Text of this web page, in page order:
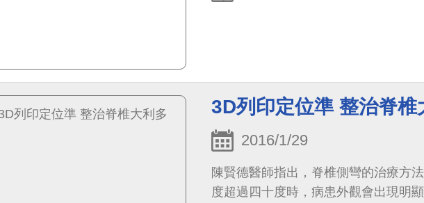
3D列印定位準 整治脊椎
2016/1/29
陳賢德醫師指出，脊椎側彎的治療方
度超過四十度時，病患外觀會出現明